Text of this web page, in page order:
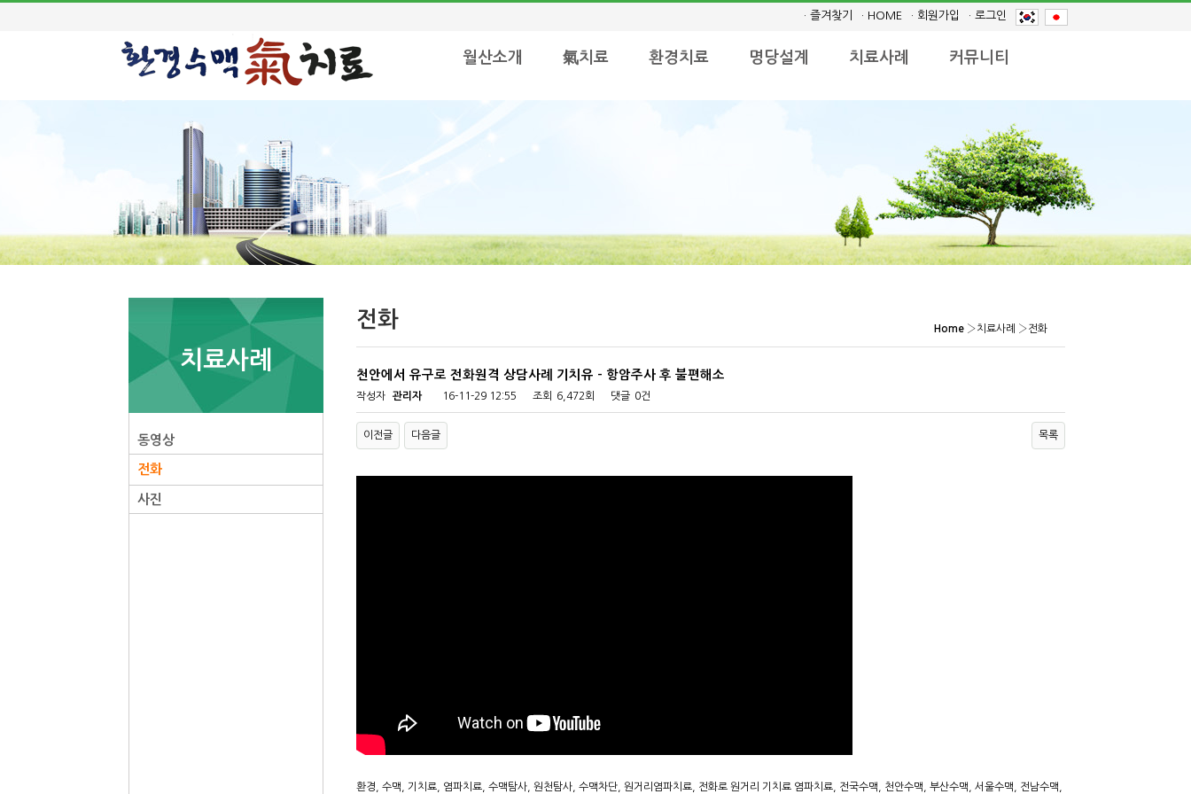
· 로그인
· 회원가입
· HOME
· 즐겨찾기
월산소개 氣치료 환경치료 명당설계 치료사례 커뮤니티
치료사례
동영상
전화
사진
전화 Home ›치료사례 ›전화
천안에서 유구로 전화원격 상담사례 기치유 - 항암주사 후 불편해소
작성자 관리자 16-11-29 12:55 조회 6,472회 댓글 0건
이전글 다음글 목록
환경, 수맥, 기치료, 염파치료, 수맥탐사, 원천탐사, 수맥차단, 원거리염파치료, 전화로 원거리 기치료 염파치료, 전국수맥, 천안수맥, 부산수맥, 서울수맥, 전남수맥,